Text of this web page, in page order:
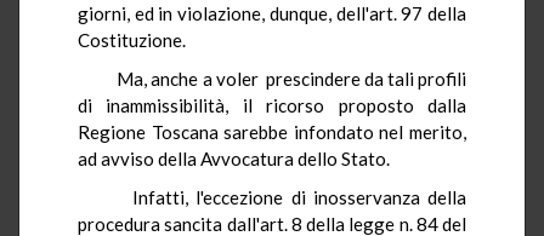
giorni, ed in violazione, dunque, dell'art. 97 della
Costituzione.
Ma, anche a voler prescindere da tali profili
di inammissibilità, il ricorso proposto dalla
Regione Toscana sarebbe infondato nel merito,
ad avviso della Avvocatura dello Stato.
Infatti, l'eccezione di inosservanza della
procedura sancita dall'art. 8 della legge n. 84 del